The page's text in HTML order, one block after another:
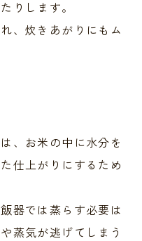
りします。
、炊きあがりにもム
、お米の中に水分を
仕上がりにするため
器では蒸らす必要は
蒸気が逃げてしまう